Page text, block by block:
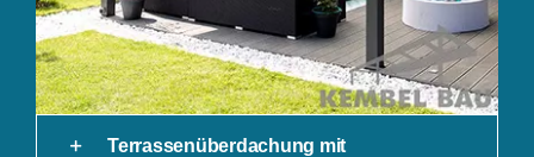
Terrassenüberdachung mit